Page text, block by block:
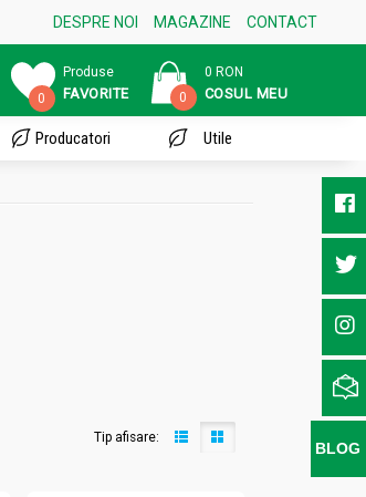
DESPRE NOI MAGAZINE CONTACT
0
Produse
FAVORITE 0
0 RON
COSUL MEU
Producatori Utile
Tip afisare:
BLOG